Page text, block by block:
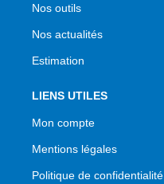
Nos outils
Nos actualités
Estimation
LIENS UTILES
Mon compte
Mentions légales
Politique de confidentialité